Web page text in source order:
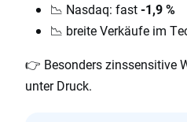
📉 Nasdaq: fast-1,9 %
📉 breite Verkäufe im
👉 Besonders zinssensitive
unter Druck.